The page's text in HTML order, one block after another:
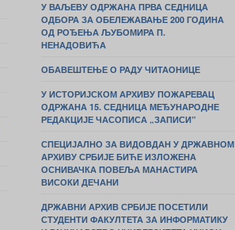
У ВАЉЕВУ ОДРЖАНА ПРВА СЕДНИЦА
ОДБОРА ЗА ОБЕЛЕЖАВАЊЕ 200 ГОДИНА
ОД РОЂЕЊА ЉУБОМИРА П.
НЕНАДОВИЋА
ОБАВЕШТЕЊЕ О РАДУ ЧИТАОНИЦЕ
У ИСТОРИЈСКОМ АРХИВУ ПОЖАРЕВАЦ
ОДРЖАНА 15. СЕДНИЦА МЕЂУНАРОДНЕ
РЕДАКЦИЈЕ ЧАСОПИСА „ЗАПИСИ”
СПЕЦИЈАЛНО ЗА ВИДОВДАН У ДРЖАВНОМ
АРХИВУ СРБИЈЕ БИЋЕ ИЗЛОЖЕНА
ОСНИВАЧКА ПОВЕЉА МАНАСТИРА
ВИСОКИ ДЕЧАНИ
ДРЖАВНИ АРХИВ СРБИЈЕ ПОСЕТИЛИ
СТУДЕНТИ ФАКУЛТЕТА ЗА ИНФОРМАТИКУ